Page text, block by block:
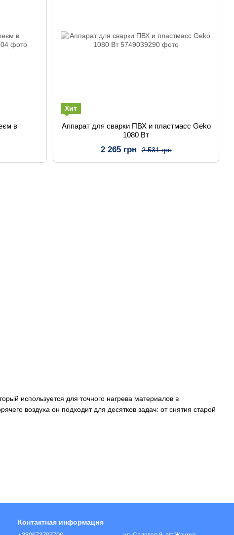
используется для точного нагрева материалов в
воздуха он подходит для десятков задач: от снятия старой
в
Хит
Аппарат для сварки ПВХ и пластмасс Geko
1080 Вт
2 531 грн
2 265 грн
Контактная информация